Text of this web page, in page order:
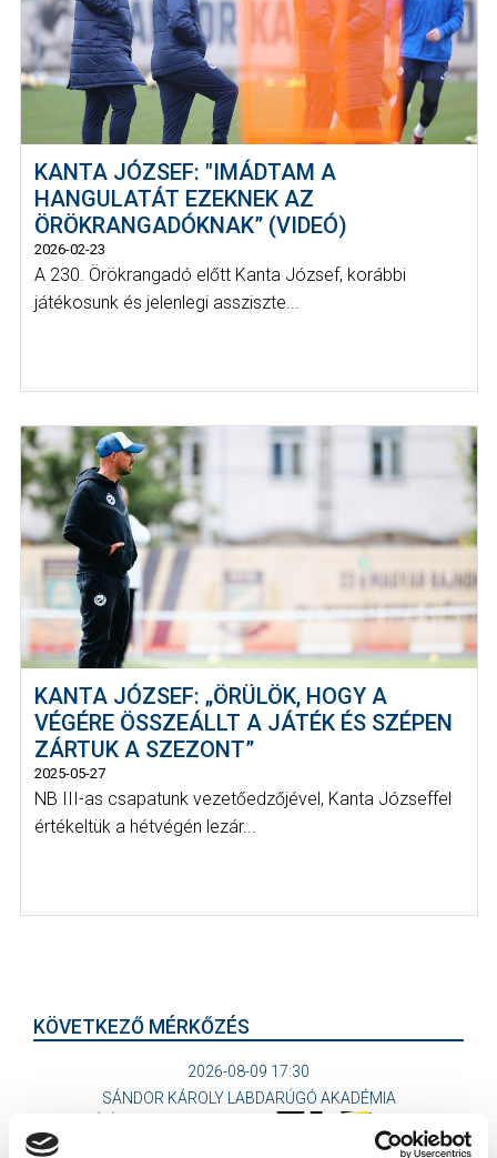
KANTA JÓZSEF: "IMÁDTAM A
HANGULATÁT EZEKNEK AZ
ÖRÖKRANGADÓKNAK” (VIDEÓ)
2026-02-23
A 230. Örökrangadó előtt Kanta József, korábbi
játékosunk és jelenlegi assziszte...
KANTA JÓZSEF: „ÖRÜLÖK, HOGY A
VÉGÉRE ÖSSZEÁLLT A JÁTÉK ÉS SZÉPEN
ZÁRTUK A SZEZONT”
2025-05-27
NB III-as csapatunk vezetőedzőjével, Kanta Józseffel
értékeltük a hétvégén lezár...
KÖVETKEZŐ MÉRKŐZÉS
2026-08-09 17:30
SÁNDOR KÁROLY LABDARÚGÓ AKADÉMIA